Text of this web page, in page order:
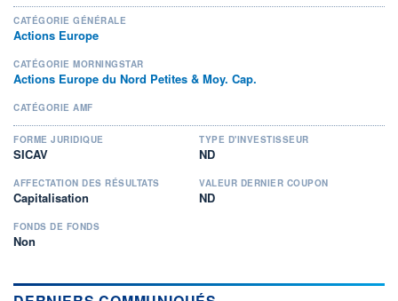
CATÉGORIE GÉNÉRALE
Actions Europe
CATÉGORIE MORNINGSTAR
Actions Europe du Nord Petites & Moy. Cap.
CATÉGORIE AMF
FORME JURIDIQUE
SICAV
TYPE D'INVESTISSEUR
ND
AFFECTATION DES RÉSULTATS
Capitalisation
VALEUR DERNIER COUPON
ND
FONDS DE FONDS
Non